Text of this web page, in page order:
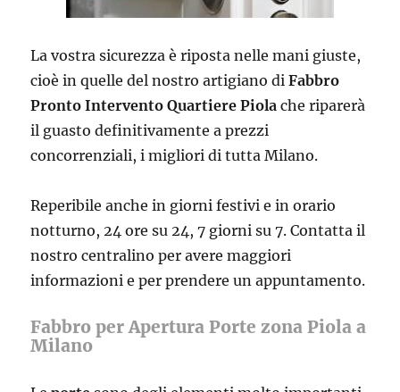
La vostra sicurezza è riposta nelle mani giuste,
cioè in quelle del nostro artigiano diFabbro
Pronto Intervento Quartiere Piola che riparerà
il guasto definitivamente a prezzi
concorrenziali, i migliori di tutta Milano.
Reperibile anche in giorni festivi e in orario
notturno, 24 ore su 24, 7 giorni su 7. Contatta il
nostro centralino per avere maggiori
informazioni e per prendere un appuntamento.
Fabbro per Apertura Porte zona Piola a
Milano